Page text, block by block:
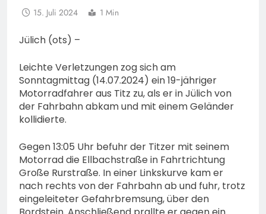
15. Juli 2024 1 Min
Jülich (ots) –
Leichte Verletzungen zog sich am
Sonntagmittag (14.07.2024) ein 19-jähriger
Motorradfahrer aus Titz zu, als er in Jülich von
der Fahrbahn abkam und mit einem Geländer
kollidierte.
Gegen 13:05 Uhr befuhr der Titzer mit seinem
Motorrad die Ellbachstraße in Fahrtrichtung
Große Rurstraße. In einer Linkskurve kam er
nach rechts von der Fahrbahn ab und fuhr, trotz
eingeleiteter Gefahrbremsung, über den